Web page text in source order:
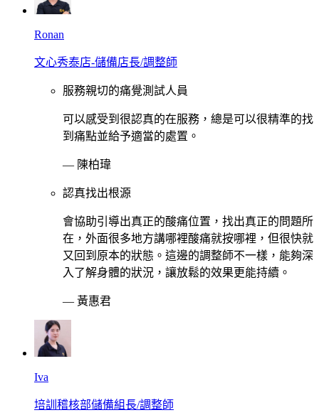
Ronan
文心秀泰店-儲備店長/調整師
服務親切的痛覺測試人員
可以感受到很認真的在服務，總是可以很精準的找
到痛點並給予適當的處置。
— 陳柏瑋
認真找出根源
會協助引導出真正的酸痛位置，找出真正的問題所
在，外面很多地方講哪裡酸痛就按哪裡，但很快就
又回到原本的狀態。這邊的調整師不一樣，能夠深
入了解身體的狀況，讓放鬆的效果更能持續。
— 黃惠君
Iva
培訓稽核部儲備組長/調整師